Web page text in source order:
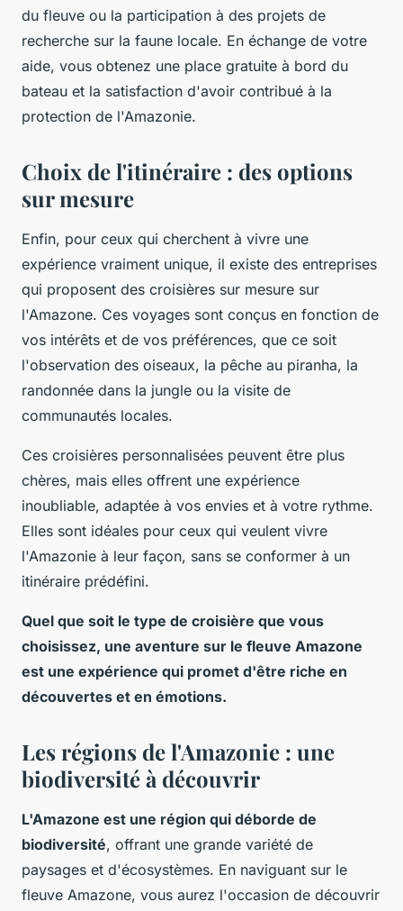
du fleuve ou la participation à des projets de
recherche sur la faune locale. En échange de votre
aide, vous obtenez une place gratuite à bord du
bateau et la satisfaction d'avoir contribué à la
protection de l'Amazonie.
Choix de l'itinéraire : des options
sur mesure
Enfin, pour ceux qui cherchent à vivre une
expérience vraiment unique, il existe des entreprises
qui proposent des croisières sur mesure sur
l'Amazone. Ces voyages sont conçus en fonction de
vos intérêts et de vos préférences, que ce soit
l'observation des oiseaux, la pêche au piranha, la
randonnée dans la jungle ou la visite de
communautés locales.
Ces croisières personnalisées peuvent être plus
chères, mais elles offrent une expérience
inoubliable, adaptée à vos envies et à votre rythme.
Elles sont idéales pour ceux qui veulent vivre
l'Amazonie à leur façon, sans se conformer à un
itinéraire prédéfini.
Quel que soit le type de croisière que vous
choisissez, une aventure sur le fleuve Amazone
est une expérience qui promet d'être riche en
découvertes et en émotions.
Les régions de l'Amazonie : une
biodiversité à découvrir
L'Amazone est une région qui déborde de
biodiversité, offrant une grande variété de
paysages et d'écosystèmes. En naviguant sur le
fleuve Amazone, vous aurez l'occasion de découvrir